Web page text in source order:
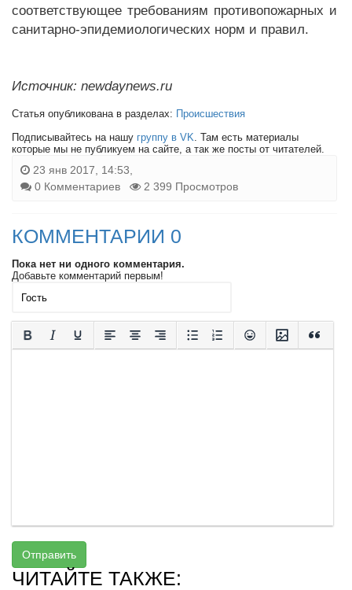
соответствующее требованиям противопожарных и
санитарно-эпидемиологических норм и правил.
Источник: newdaynews.ru
Статья опубликована в разделах: Происшествия
Подписывайтесь на нашу группу в VK. Там есть материалы
которые мы не публикуем на сайте, а так же посты от читателей.
23 янв 2017, 14:53,
0 Комментариев
2 399 Просмотров
КОММЕНТАРИИ 0
Пока нет ни одного комментария.
Добавьте комментарий первым!
Отправить
ЧИТАЙТЕ ТАКЖЕ: